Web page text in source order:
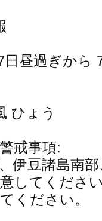
日昼過ぎから
ひょう
戒事項:
伊豆諸島南
してくださ
ください。